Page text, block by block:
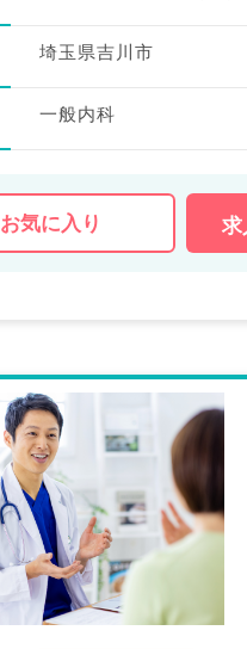
埼玉県吉川市
一般内科
お気に入り 求